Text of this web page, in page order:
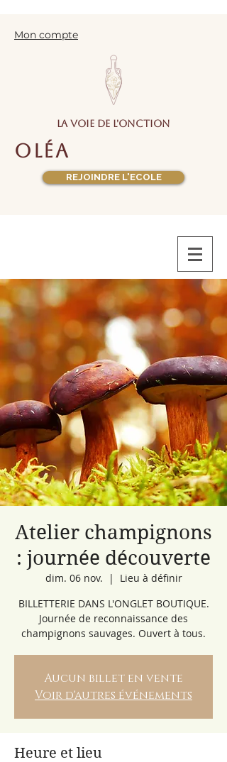
Mon compte
la voie de l'onction
oléa
REJOINDRE L'ECOLE
Atelier champignons
: journée découverte
dim. 06 nov.
  |
Lieu à définir
BILLETTERIE DANS L'ONGLET BOUTIQUE.
Journée de reconnaissance des
champignons sauvages. Ouvert à tous.
Aucun billet en vente
Voir d'autres événements
Heure et lieu